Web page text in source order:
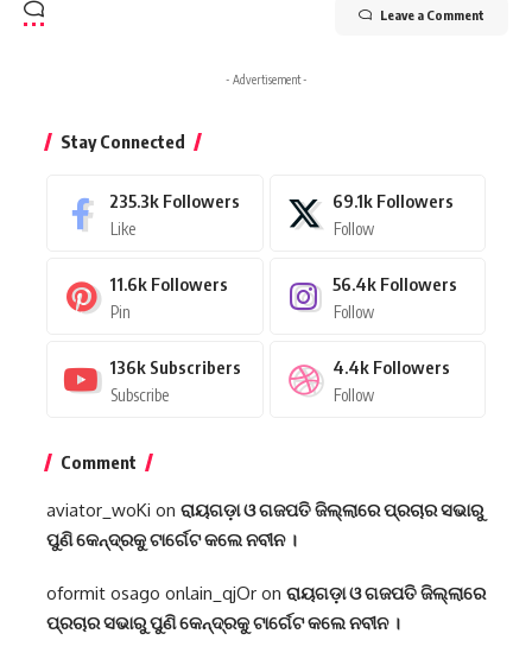
Leave a Comment
- Advertisement -
Stay Connected
235.3k Followers
Like
69.1k Followers
Follow
11.6k Followers
Pin
56.4k Followers
Follow
136k Subscribers
Subscribe
4.4k Followers
Follow
Comment
aviator_woKi on ରାୟଗଡ଼ା ଓ ଗଜପତି ଜିଲ୍ଲାରେ ପ୍ରଚାର ସଭାରୁ
ପୁଣି କେନ୍ଦ୍ରକୁ ଟାର୍ଗେଟ କଲେ ନବୀନ ।
oformit osago onlain_qjOr on ରାୟଗଡ଼ା ଓ ଗଜପତି ଜିଲ୍ଲାରେ
ପ୍ରଚାର ସଭାରୁ ପୁଣି କେନ୍ଦ୍ରକୁ ଟାର୍ଗେଟ କଲେ ନବୀନ ।